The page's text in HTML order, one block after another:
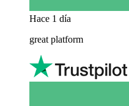
Hace 1 día
great platform